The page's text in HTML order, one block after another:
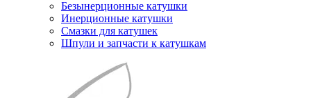
Безынерционные катушки
Инерционные катушки
Смазки для катушек
Шпули и запчасти к катушкам